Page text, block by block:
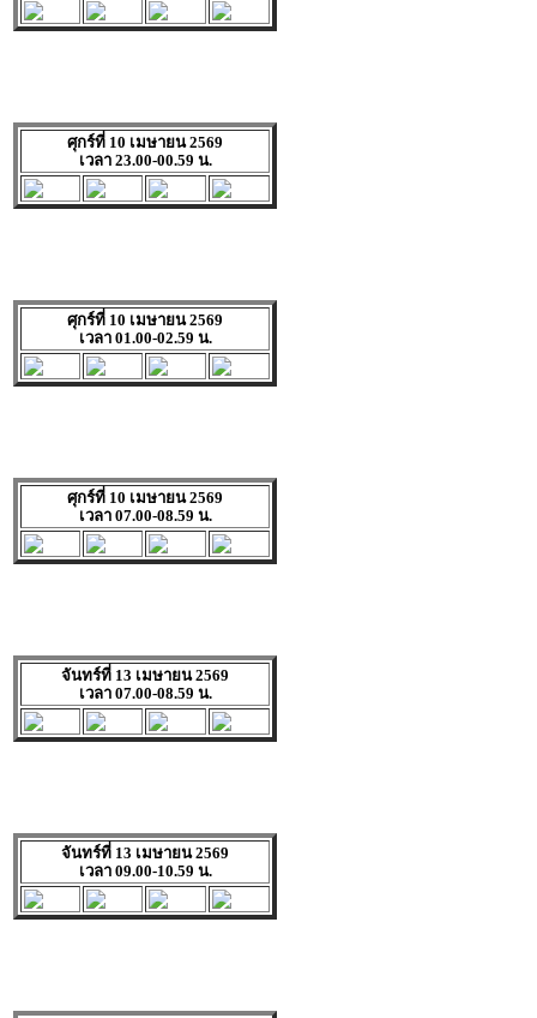
ศุกร์ที่ 10 เมษายน 2569
เวลา 23.00-00.59 น.
ศุกร์ที่ 10 เมษายน 2569
เวลา 01.00-02.59 น.
ศุกร์ที่ 10 เมษายน 2569
เวลา 07.00-08.59 น.
จันทร์ที่ 13 เมษายน 2569
เวลา 07.00-08.59 น.
จันทร์ที่ 13 เมษายน 2569
เวลา 09.00-10.59 น.